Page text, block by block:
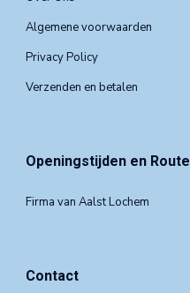
Algemene voorwaarden
Privacy Policy
Verzenden en betalen
Openingstijden en Route
Firma van Aalst Lochem
Contact